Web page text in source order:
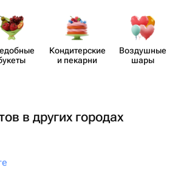
Кондит​ерские
и пекарни
Воздушные
шары
в других городах